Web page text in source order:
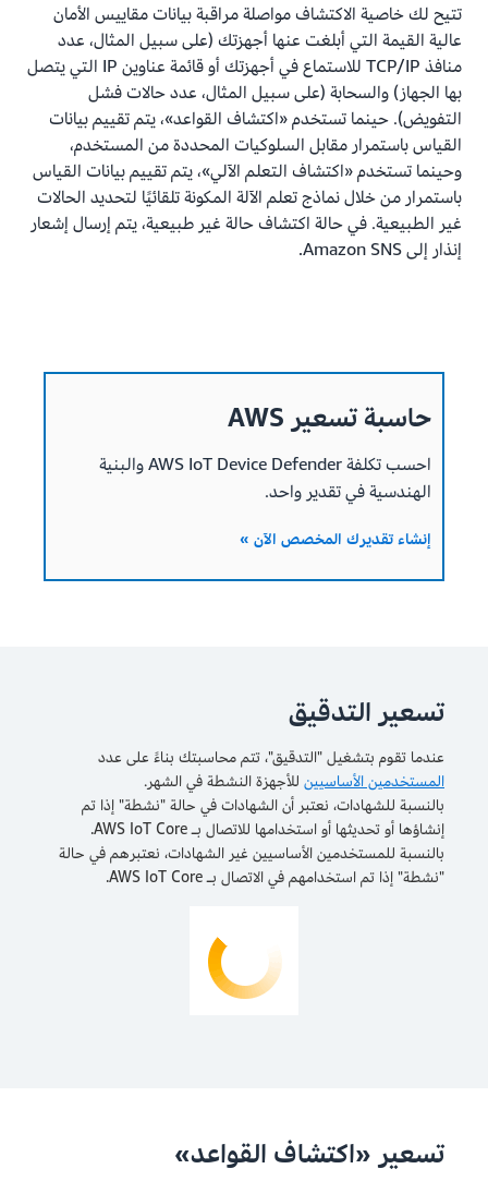
تتيح لك خاصية الاكتشاف مواصلة مراقبة بيانات مقاييس الأمان
عالية القيمة التي أبلغت عنها أجهزتك (على سبيل المثال، عدد
منافذ TCP/IP للاستماع في أجهزتك أو قائمة عناوين IP التي يتصل
بها الجهاز) والسحابة (على سبيل المثال، عدد حالات فشل
التفويض). حينما تستخدم «اكتشاف القواعد»، يتم تقييم بيانات
القياس باستمرار مقابل السلوكيات المحددة من المستخدم،
وحينما تستخدم «اكتشاف التعلم الآلي»، يتم تقييم بيانات القياس
باستمرار من خلال نماذج تعلم الآلة المكونة تلقائيًا لتحديد الحالات
غير الطبيعية. في حالة اكتشاف حالة غير طبيعية، يتم إرسال إشعار
إنذار إلى Amazon SNS.
حاسبة تسعير AWS
احسب تكلفة AWS IoT Device Defender والبنية
الهندسية في تقدير واحد.
إنشاء تقديرك المخصص الآن »
تسعير التدقيق
عندما تقوم بتشغيل "التدقيق"، تتم محاسبتك بناءً على عدد
المستخدمين الأساسيين للأجهزة النشطة في الشهر.
بالنسبة للشهادات، نعتبر أن الشهادات في حالة "نشطة" إذا تم
إنشاؤها أو تحديثها أو استخدامها للاتصال بـ AWS IoT Core.
بالنسبة للمستخدمين الأساسيين غير الشهادات، نعتبرهم في حالة
"نشطة" إذا تم استخدامهم في الاتصال بـ AWS IoT Core.
تسعير «اكتشاف القواعد»